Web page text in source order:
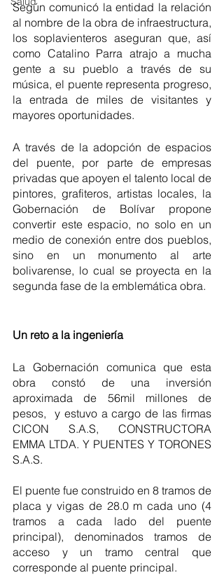
Según comunicó la entidad la relación
al nombre de la obra de infraestructura,
los soplavienteros aseguran que, así
como Catalino Parra atrajo a mucha
gente a su pueblo a través de su
música, el puente representa progreso,
la entrada de miles de visitantes y
mayores oportunidades.
A través de la adopción de espacios
del puente, por parte de empresas
privadas que apoyen el talento local de
pintores, grafiteros, artistas locales, la
Gobernación de Bolívar propone
convertir este espacio, no solo en un
medio de conexión entre dos pueblos,
sino en un monumento al arte
bolivarense, lo cual se proyecta en la
segunda fase de la emblemática obra.
Un reto a la ingeniería
La Gobernación comunica que esta
obra constó de una inversión
aproximada de 56mil millones de
pesos,  y estuvo a cargo de las firmas
CICON S.A.S, CONSTRUCTORA
EMMA LTDA. Y PUENTES Y TORONES
S.A.S.
El puente fue construido en 8 tramos de
placa y vigas de 28.0 m cada uno (4
tramos a cada lado del puente
principal), denominados tramos de
acceso y un tramo central que
corresponde al puente principal.